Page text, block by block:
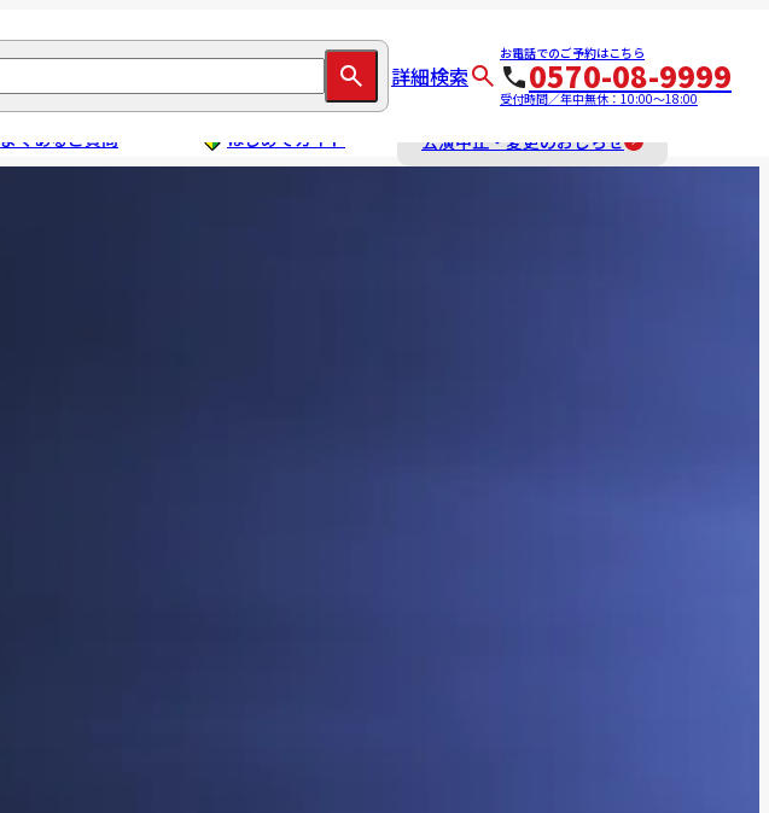
詳細検索
お電話でのご予約はこちら
0570-08-9999
受付時間／年中無休：10:00～18:00
よくあるご質問 はじめてガイド 公演中止・変更のおしらせ